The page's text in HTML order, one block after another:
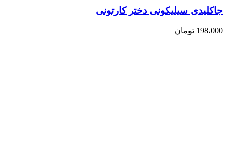
جاکلیدی سیلیکونی دختر کارتونی
198،000 تومان